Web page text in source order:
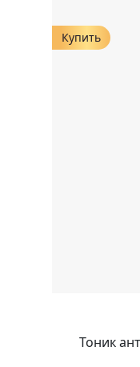
Купить
Тоник